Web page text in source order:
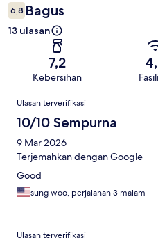
6,8 Bagus
13 ulasan
7,2
Kebersihan
Ulasan
Ulasan terverifikasi
10/10 Sempurna
9 Mar 2026
Terjemahkan dengan Google
Good
sung woo, perjalanan 3 malam
Ulasan terverifikasi